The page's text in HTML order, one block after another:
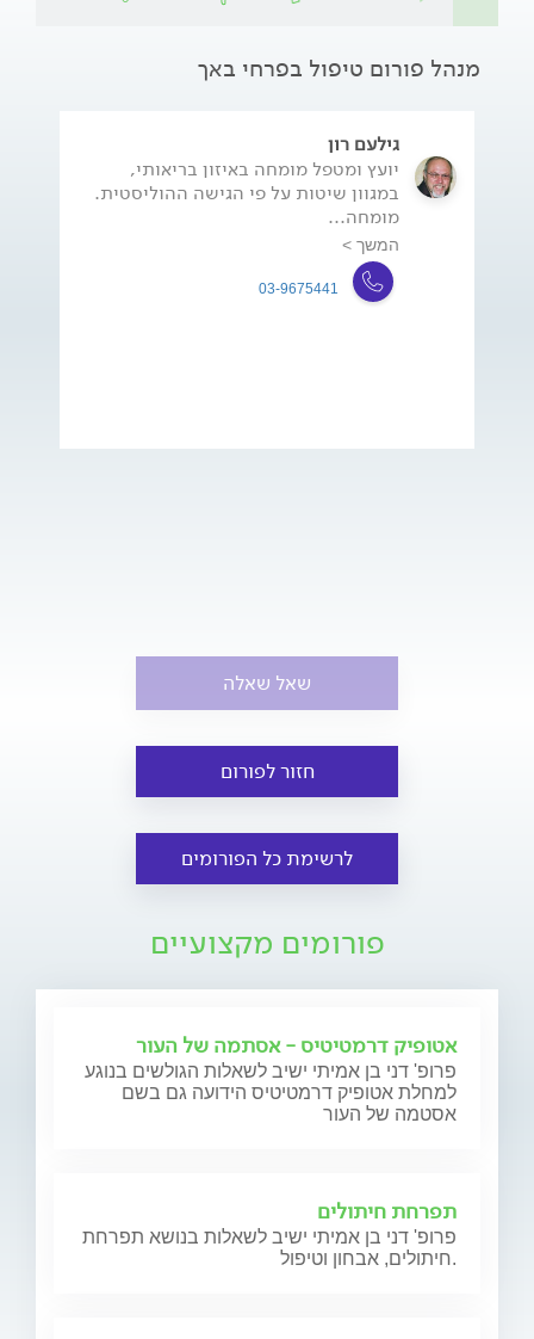
מנהל פורום טיפול בפרחי באך
גילעם רון
יועץ ומטפל מומחה באיזון בריאותי,
במגוון שיטות על פי הגישה ההוליסטית.
מומחה...
המשך >
03-9675441
שאל שאלה
חזור לפורום
לרשימת כל הפורומים
פורומים מקצועיים
אטופיק דרמטיטיס - אסתמה של העור
פרופ' דני בן אמיתי ישיב לשאלות הגולשים בנוגע
למחלת אטופיק דרמטיטיס הידועה גם בשם
אסטמה של העור
תפרחת חיתולים
פרופ' דני בן אמיתי ישיב לשאלות בנושא תפרחת
חיתולים, אבחון וטיפול.